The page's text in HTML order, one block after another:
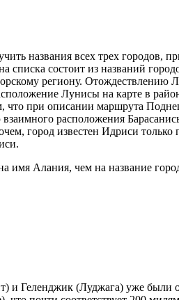
названия всех трех городов,
состоит из названий
региону. Отождествлению
Лунисы на карте в
что при описании маршрута
расположения
город известен Идриси
Алания, чем на название
и Геленджик (Луджага) уже были